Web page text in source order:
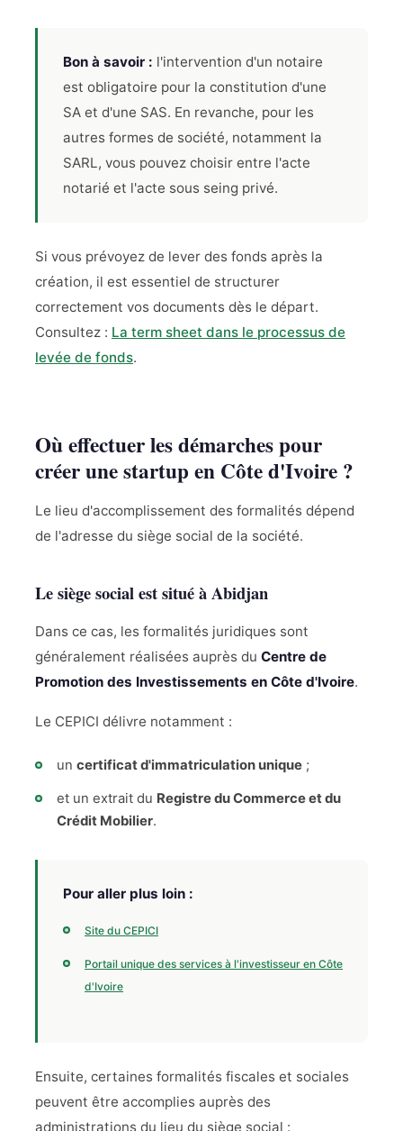
Bon à savoir : l'intervention d'un notaire
est obligatoire pour la constitution d'une
SA et d'une SAS. En revanche, pour les
autres formes de société, notamment la
SARL, vous pouvez choisir entre l'acte
notarié et l'acte sous seing privé.
Si vous prévoyez de lever des fonds après la
création, il est essentiel de structurer
correctement vos documents dès le départ.
Consultez : La term sheet dans le processus de
levée de fonds.
Où effectuer les démarches pour
créer une startup en Côte d'Ivoire ?
Le lieu d'accomplissement des formalités dépend
de l'adresse du siège social de la société.
Le siège social est situé à Abidjan
Dans ce cas, les formalités juridiques sont
généralement réalisées auprès du Centre de
Promotion des Investissements en Côte d'Ivoire.
Le CEPICI délivre notamment :
un certificat d'immatriculation unique ;
et un extrait du Registre du Commerce et du
Crédit Mobilier.
Pour aller plus loin :
Site du CEPICI
Portail unique des services à l'investisseur en Côte
d'Ivoire
Ensuite, certaines formalités fiscales et sociales
peuvent être accomplies auprès des
administrations du lieu du siège social :